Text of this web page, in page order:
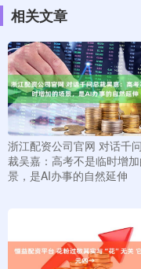
相关文章
浙江配资公司官网 对话千
裁吴嘉：高考不是临时增
景，是AI办事的自然延伸